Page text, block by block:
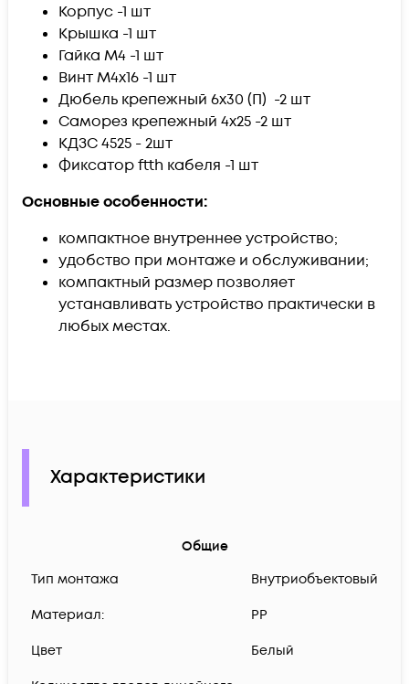
Корпус -1 шт
Крышка -1 шт
Гайка М4 -1 шт
Винт М4х16 -1 шт
Дюбель крепежный 6х30 (П) -2 шт
Саморез крепежный 4х25 -2 шт
КДЗС 4525 - 2шт
Фиксатор ftth кабеля -1 шт
Основные особенности:
компактное внутреннее устройство;
удобство при монтаже и обслуживании;
компактный размер позволяет
устанавливать устройство практически в
любых местах.
Характеристики
Общие
Тип монтажа
Внутриобъектовый
Материал: PP
Цвет Белый